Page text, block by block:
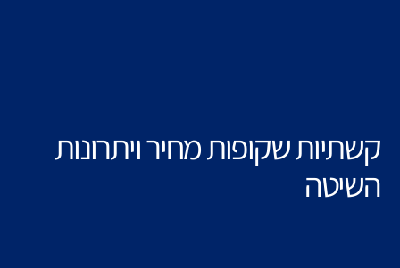
קשתיות שקופות מחיר ויתרונות
השיטה